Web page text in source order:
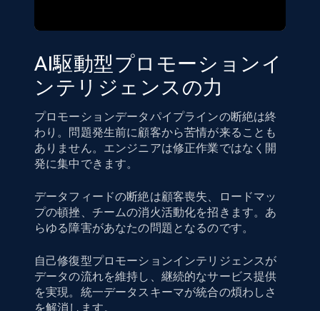
AI駆動型プロモーションイ
ンテリジェンスの力
プロモーションデータパイプラインの断絶は終
わり。問題発生前に顧客から苦情が来ることも
ありません。エンジニアは修正作業ではなく開
発に集中できます。
データフィードの断絶は顧客喪失、ロードマッ
プの頓挫、チームの消火活動化を招きます。あ
らゆる障害があなたの問題となるのです。
自己修復型プロモーションインテリジェンスが
データの流れを維持し、継続的なサービス提供
を実現。統一データスキーマが統合の煩わしさ
を解消します。